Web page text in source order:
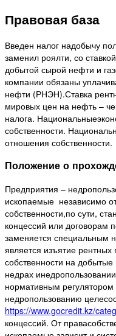
Правовая база
Введен налог надобычу
заменил роялти, со
добытой сырой нефти и
компании обязаны
нефти (РНЭН).Ставка
мировых цен на нефть –
налога.
собственности.
отношения собственности.
Положение о
Предприятия –
ископаемые независимо
собственности,по сути,
концессий или договорам
заменяется специальным
является изъятие
собственности на
недрах
нормативным регулятором
недропользованию
https://www.gocredit.kz/
концессий. От